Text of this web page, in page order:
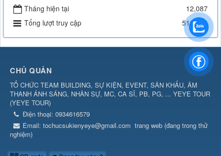
Tháng hiện tại
12,087
Tổng lượt truy cập
513,049
CHỦ QUẢN
TỔ CHỨC TEAM BUILDING, SỰ KIỆN, EVENT, SÂN KHẤU, ÂM
THANH ÁNH SÁNG, NHÂN SỰ, MC, CA SĨ, PB, PG, ... YEYE TOUR
(YEYE TOUR)
Điện thoại: 0934616579
Email: tochucsukienyeye@gmail.com trang web (đang trong thử
nghiệm)